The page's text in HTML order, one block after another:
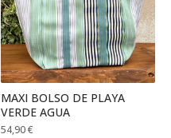
MAXI BOLSO DE PLAYA
VERDE AGUA
54,90€